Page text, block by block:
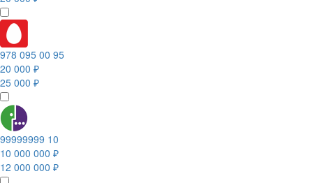
978 095 00 95
20 000 ₽
25 000 ₽
99999999 10
10 000 000 ₽
12 000 000 ₽